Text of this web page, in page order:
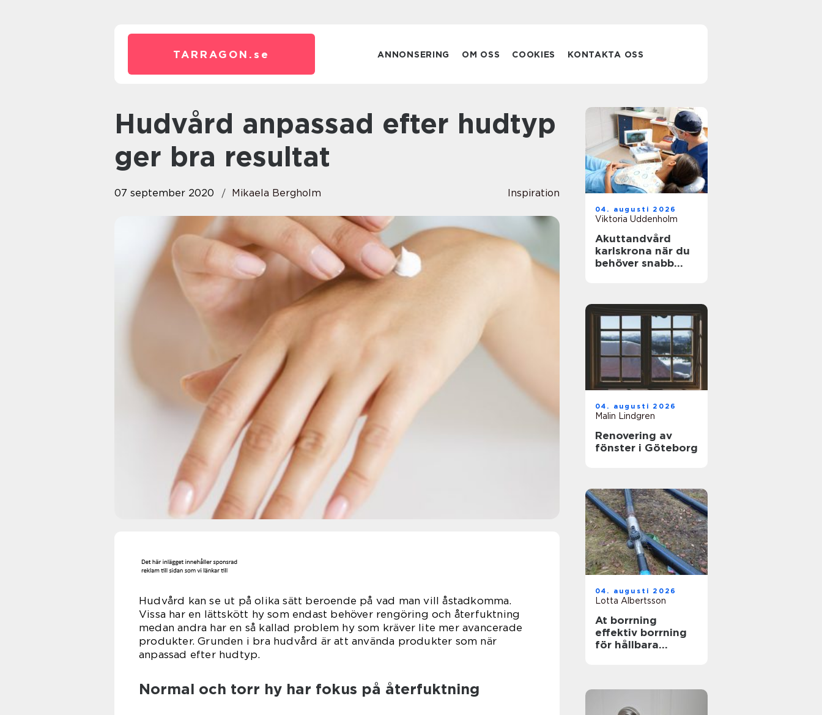
TARRAGON. se ANNONSERING OM OSS COOKIES KONTAKTA OSS
Hudvård anpassad efter hudtyp
ger bra resultat
07 september 2020 Mikaela Bergholm Inspiration
Hudvård kan se ut på olika sätt beroende på vad man vill åstadkomma.
Vissa har en lättskött hy som endast behöver rengöring och återfuktning
medan andra har en så kallad problem hy som kräver lite mer avancerade
produkter. Grunden i bra hudvård är att använda produkter som när
anpassad efter hudtyp.
Normal och torr hy har fokus på återfuktning
04. augusti 2026
Viktoria Uddenholm
Akuttandvård
karlskrona när du
behöver snabb
04. augusti 2026
Malin Lindgren
Renovering av
fönster i Göteborg
04. augusti 2026
Lotta Albertsson
At borrning
effektiv borrning
för hållbara